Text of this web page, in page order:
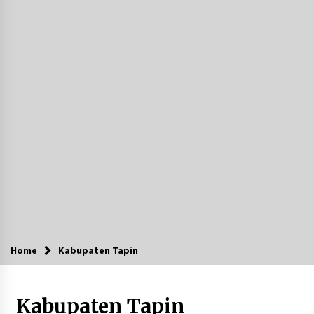
Balangan Boyong Trofi Juara Pertama Lomba
B2SA Kalsel
Tingkatkan SDM Lokal, BIS Group Luncurkan
Program Pelatihan Operator Alat Berat GTO
Home Kabupaten Tapin
Kabupaten Tapin